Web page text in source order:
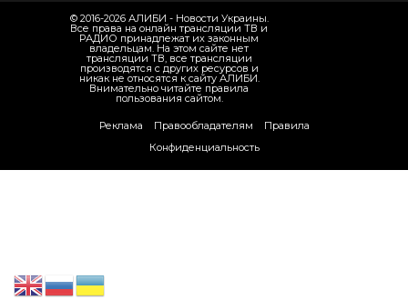
© 2016-2026 АЛИБИ - Новости Украины.
Все права на онлайн трансляции ТВ и
РАДИО принадлежат их законным
владельцам. На этом сайте нет
трансляции ТВ, все трансляции
производятся с других ресурсов и
никак не относятся к сайту АЛИБИ.
Внимательно читайте правила
пользования сайтом.
Реклама Правообладателям
Правила
Конфиденциальность